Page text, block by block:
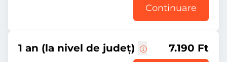
Continuare
1 an (la nivel de județ) 7.190 Ft